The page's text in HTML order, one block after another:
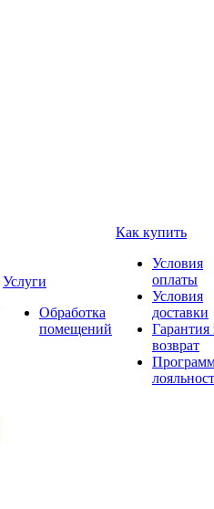
Услуги
Обработка
помещений
Как купить
Условия
оплаты
Условия
доставки
Гарантия
возврат